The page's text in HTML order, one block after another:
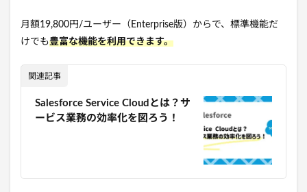
月額19,800円/ユーザー（Enterprise版）からで、標準機能だ
けでも豊富な機能を利用できます。
関連記事
Salesforce Service Cloudとは？サ
ービス業務の効率化を図ろう！